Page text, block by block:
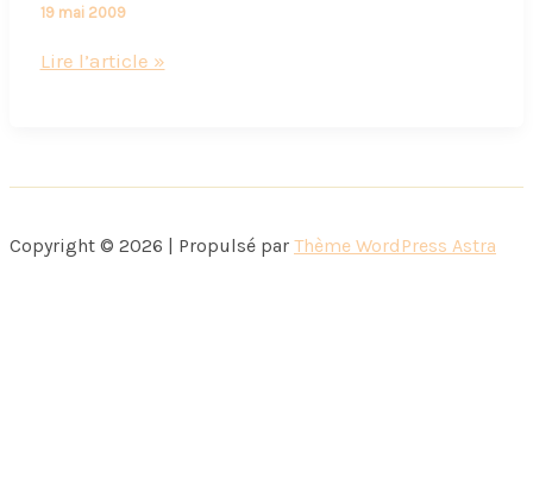
19 mai 2009
Interview
mois
Mai
Lire l’article »
Copyright © 2026 | Propulsé par Thème WordPress Astra